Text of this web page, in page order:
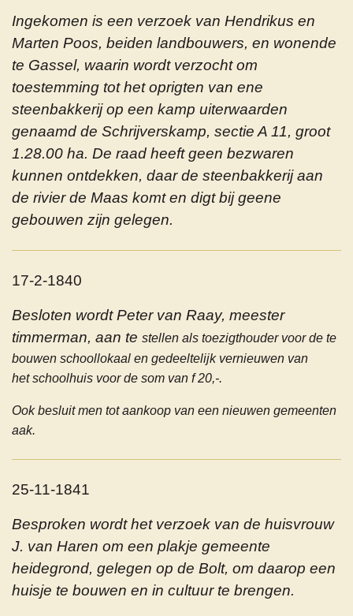
Ingekomen is een verzoek van Hendrikus en
Marten Poos, beiden landbouwers, en wonende
te Gassel, waarin wordt verzocht om
toestemming tot het oprigten van ene
steenbakkerij op een kamp uiterwaarden
genaamd de Schrijverskamp, sectie A 11, groot
1.28.00 ha. De raad heeft geen bezwaren
kunnen ontdekken, daar de steenbakkerij aan
de rivier de Maas komt en digt bij geene
gebouwen zijn gelegen.
17-2-1840
Besloten wordt Peter van Raay, meester
timmerman, aan te stellen als toezigthouder voor de te
bouwen schoollokaal en gedeeltelijk vernieuwen van
het schoolhuis voor de som van f 20,-.
Ook besluit men tot aankoop van een nieuwen gemeenten
aak.
25-11-1841
Besproken wordt het verzoek van de huisvrouw
J. van Haren om een plakje gemeente
heidegrond, gelegen op de Bolt, om daarop een
huisje te bouwen en in cultuur te brengen.